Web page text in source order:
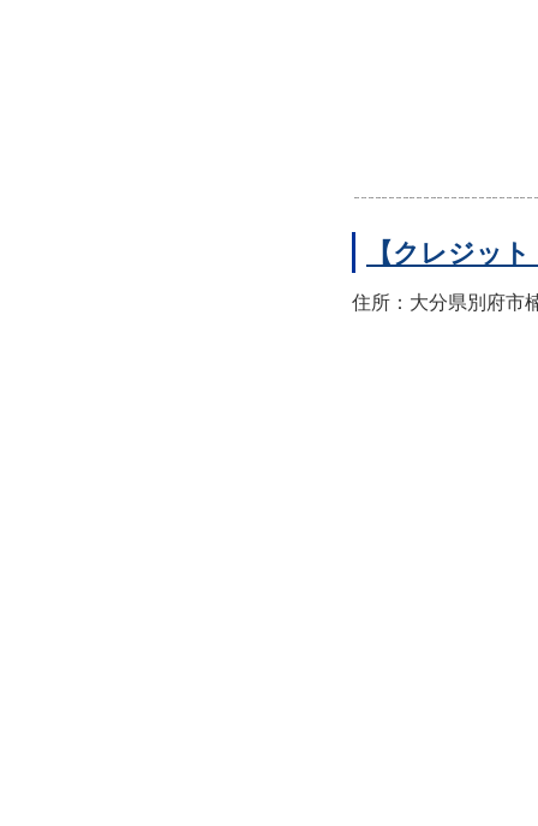
【クレジッ
住所：大分県別府市